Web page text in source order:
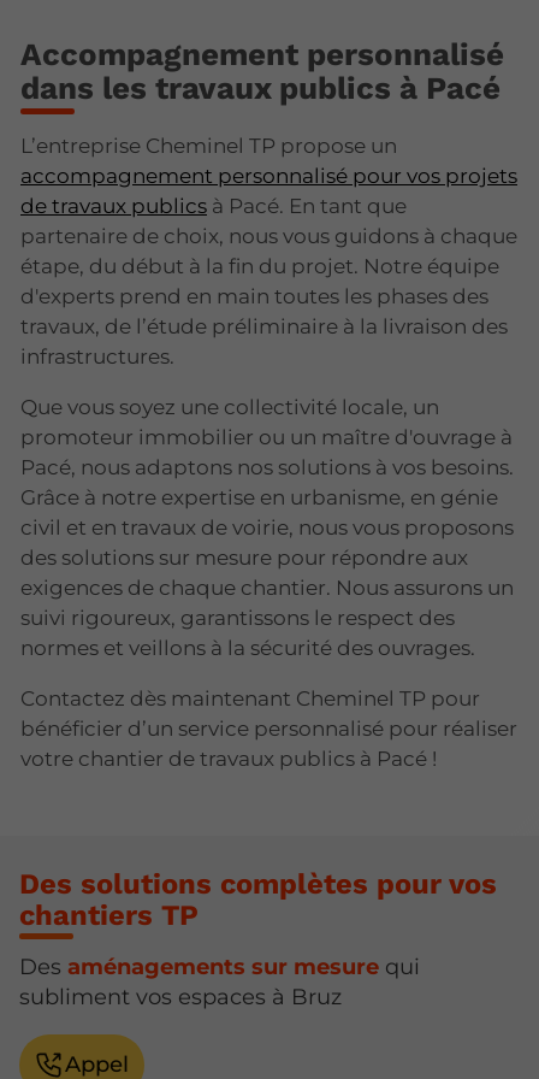
Accompagnement personnalisé
dans les travaux publics à Pacé
L’entreprise Cheminel TP propose un
accompagnement personnalisé pour vos projets
de travaux publics à Pacé. En tant que
partenaire de choix, nous vous guidons à chaque
étape, du début à la fin du projet. Notre équipe
d'experts prend en main toutes les phases des
travaux, de l’étude préliminaire à la livraison des
infrastructures.
Que vous soyez une collectivité locale, un
promoteur immobilier ou un maître d'ouvrage à
Pacé, nous adaptons nos solutions à vos besoins.
Grâce à notre expertise en urbanisme, en génie
civil et en travaux de voirie, nous vous proposons
des solutions sur mesure pour répondre aux
exigences de chaque chantier. Nous assurons un
suivi rigoureux, garantissons le respect des
normes et veillons à la sécurité des ouvrages.
Contactez dès maintenant Cheminel TP pour
bénéficier d’un service personnalisé pour réaliser
votre chantier de travaux publics à Pacé !
Des solutions complètes pour vos
chantiers TP
Des aménagements sur mesure qui
subliment vos espaces à Bruz
Appel